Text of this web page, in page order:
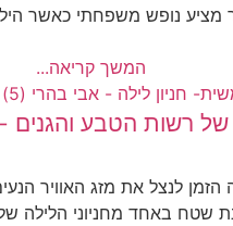
נופש משפחתי כאשר
המשך קריאה...
של רשות הטבע
הזמן לנצל את מזג האוויר
שטח באחד מחניוני הלילה